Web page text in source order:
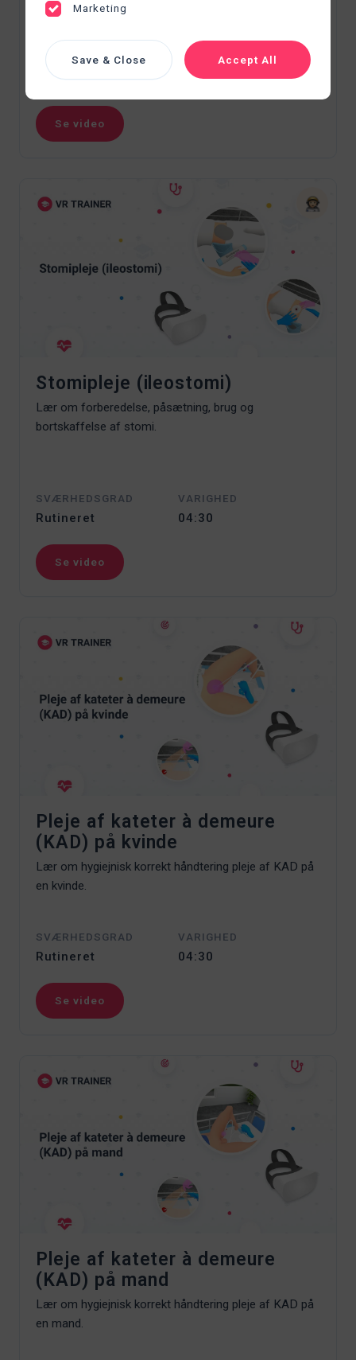
ikke fungerer.
SVÆRHEDSGRAD
Rutineret
VARIGHED
05:30
Se video
Stomipleje (ileostomi)
Lær om forberedelse, påsætning, brug og
bortskaffelse af stomi.
SVÆRHEDSGRAD
Rutineret
VARIGHED
04:30
Se video
Pleje af kateter à demeure
(KAD) på kvinde
Lær om hygiejnisk korrekt håndtering pleje af KAD på
en kvinde.
SVÆRHEDSGRAD
Rutineret
VARIGHED
04:30
Se video
Pleje af kateter à demeure
(KAD) på mand
Lær om hygiejnisk korrekt håndtering pleje af KAD på
en mand.
Marketing
Save & Close Accept All